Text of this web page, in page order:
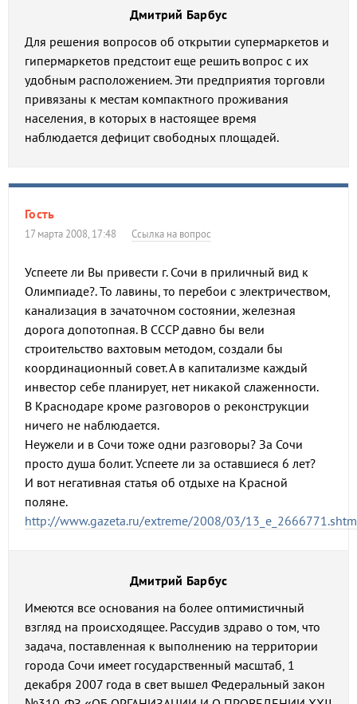
Дмитрий Барбус
Для решения вопросов об открытии супермаркетов и
гипермаркетов предстоит еще решить вопрос с их
удобным расположением. Эти предприятия торговли
привязаны к местам компактного проживания
населения, в которых в настоящее время
наблюдается дефицит свободных площадей.
Гость
17 марта 2008, 17:48 Ссылка на вопрос
Успеете ли Вы привести г. Сочи в приличный вид к
Олимпиаде?. То лавины, то перебои с электричеством,
канализация в зачаточном состоянии, железная
дорога допотопная. В СССР давно бы вели
строительство вахтовым методом, создали бы
координационный совет. А в капитализме каждый
инвестор себе планирует, нет никакой слаженности.
В Краснодаре кроме разговоров о реконструкции
ничего не наблюдается.
Неужели и в Сочи тоже одни разговоры? За Сочи
просто душа болит. Успеете ли за оставшиеся 6 лет?
И вот негативная статья об отдыхе на Красной
поляне.
http://www.gazeta.ru/extreme/2008/03/
Дмитрий Барбус
Имеются все основания на более оптимистичный
взгляд на происходящее. Рассудив здраво о том, что
задача, поставленная к выполнению на территории
города Сочи имеет государственный масштаб, 1
декабря 2007 года в свет вышел Федеральный закон